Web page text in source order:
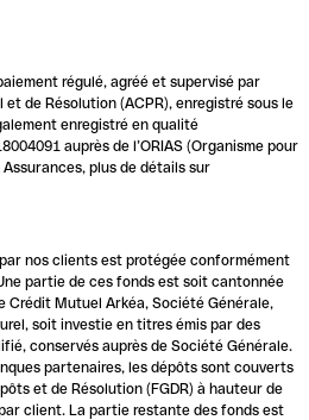
régulé, agréé et supervisé par
de Résolution (ACPR), enregistré sous le
enregistré en qualité
auprès de l’ORIAS (Organisme pour
plus de détails sur
nos clients est protégée conformément
partie de ces fonds est soit cantonnée
Crédit Mutuel Arkéa, Société Générale,
soit investie en titres émis par des
conservés auprès de Société Générale.
partenaires, les dépôts sont couverts
et de Résolution (FGDR) à hauteur de
client. La partie restante des fonds est